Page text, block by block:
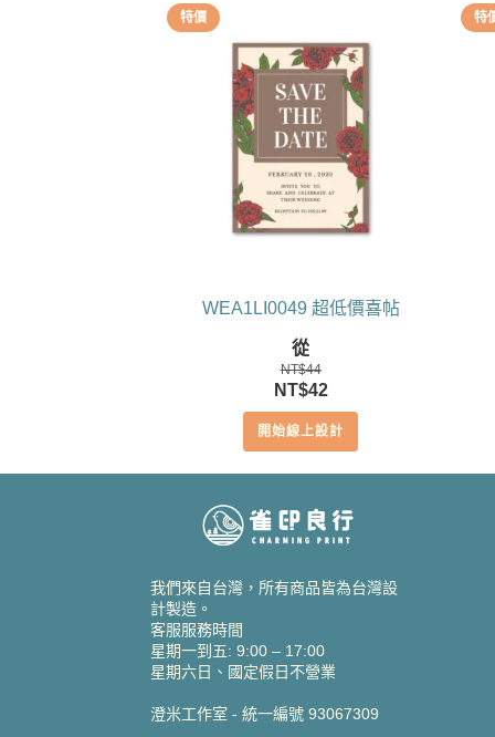
特價
WEA1LI0049 超低價喜帖
從
NT$44
原
始
價
NT$42目
前
價
開始線上設計
特
我們來自台灣，所有商品皆為台灣設
計製造。
客服服務時間
星期一到五: 9:00 – 17:00
星期六日、國定假日不營業
澄米工作室 - 統一編號 93067309